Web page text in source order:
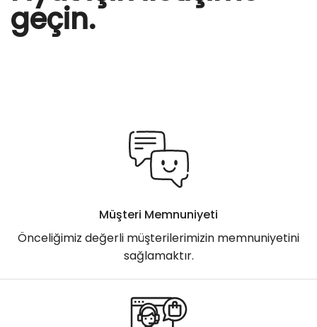
geçin.
Müşteri Memnuniyeti
Önceliğimiz değerli müşterilerimizin memnuniyetini
sağlamaktır.